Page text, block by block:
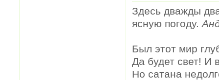
Здесь дважды
ясную погоду.
Был этот мир
Да будет свет! И
Но сатана